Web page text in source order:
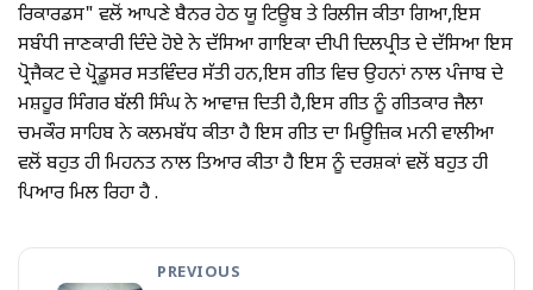
ਰਿਕਾਰਡਸ" ਵਲੋਂ ਆਪਣੇ ਬੈਨਰ ਹੇਠ ਯੂ ਟਿਊਬ ਤੇ ਰਿਲੀਜ ਕੀਤਾ ਗਿਆ,ਇਸ
ਸਬੰਧੀ ਜਾਣਕਾਰੀ ਦਿੰਦੇ ਹੋਏ ਨੇ ਦੱਸਿਆ ਗਾਇਕਾ ਦੀਪੀ ਦਿਲਪ੍ਰੀਤ ਦੇ ਦੱਸਿਆ ਇਸ
ਪ੍ਰੋਜੈਕਟ ਦੇ ਪ੍ਰੋਡੂਸਰ ਸਤਵਿੰਦਰ ਸੱਤੀ ਹਨ,ਇਸ ਗੀਤ ਵਿਚ ਉਹਨਾਂ ਨਾਲ ਪੰਜਾਬ ਦੇ
ਮਸ਼ਹੂਰ ਸਿੰਗਰ ਬੱਲੀ ਸਿੰਘ ਨੇ ਆਵਾਜ਼ ਦਿਤੀ ਹੈ,ਇਸ ਗੀਤ ਨੂੰ ਗੀਤਕਾਰ ਜੈਲਾ
ਚਮਕੌਰ ਸਾਹਿਬ ਨੇ ਕਲਮਬੱਧ ਕੀਤਾ ਹੈ ਇਸ ਗੀਤ ਦਾ ਮਿਊਜ਼ਿਕ ਮਨੀ ਵਾਲੀਆ
ਵਲੋਂ ਬਹੁਤ ਹੀ ਮਿਹਨਤ ਨਾਲ ਤਿਆਰ ਕੀਤਾ ਹੈ ਇਸ ਨੂੰ ਦਰਸ਼ਕਾਂ ਵਲੋਂ ਬਹੁਤ ਹੀ
ਪਿਆਰ ਮਿਲ ਰਿਹਾ ਹੈ .
PREVIOUS